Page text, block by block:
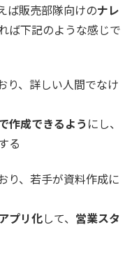
ば販売部隊向けのナレ
ば下記のような感じで
り、詳しい人間でなけ
作成できるよう にし、
る
り、若手が資料作成に
アプリ化して、 営業スタ